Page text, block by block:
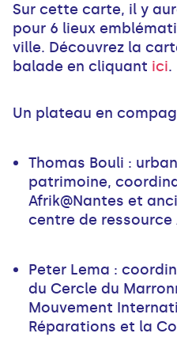
Sur cette carte, il y
pour 6 lieux
ville. Découvrez la
balade en cliquant ici.
Un plateau en
Thomas Bouli :
patrimoine,
Afrik@Nantes et
centre de ressource
Peter Lema :
du Cercle du
Mouvement
Réparations et la